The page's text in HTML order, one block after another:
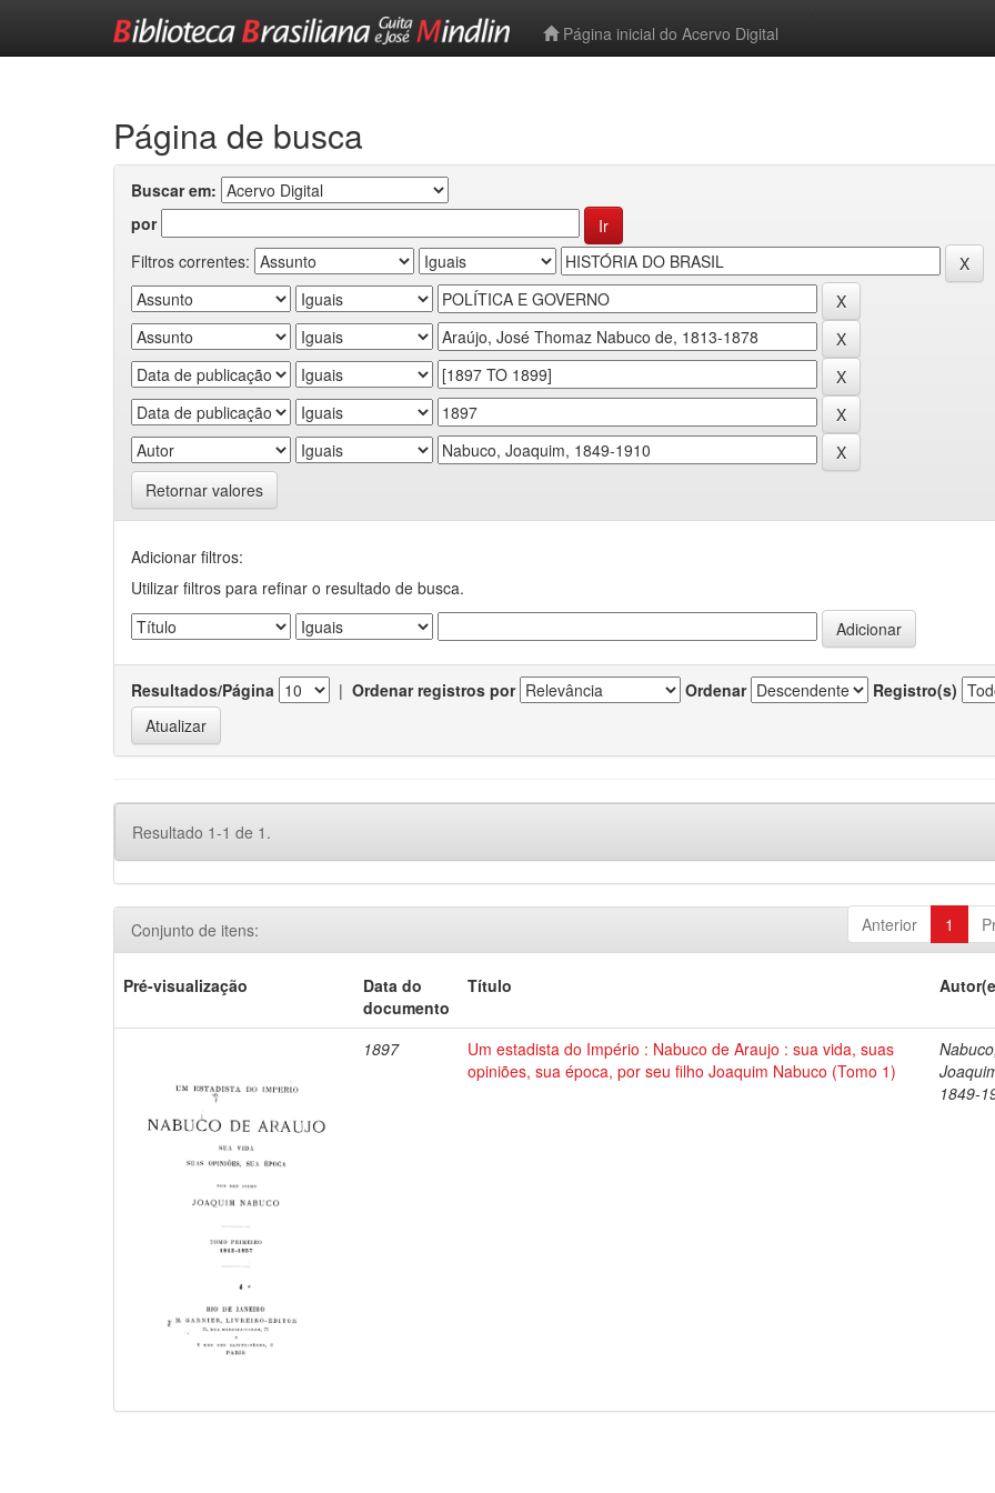
Página inicial do Acervo Digital
Página de busca
Buscar em:
por
Filtros correntes:
Retornar valores
Adicionar filtros:
Utilizar filtros para refinar o resultado de busca.
Resultados/Página | Ordenar registros por Ordenar Registro(s)
Resultado 1-1 de 1.
Anterior 1
Conjunto de itens:
Pré-visualização
Data do
documento
Título
1897
Um estadista do Império : Nabuco de Araujo : sua vida, suas
opiniões, sua época, por seu filho Joaquim Nabuco (Tomo 1)
Nabuco,
1849-